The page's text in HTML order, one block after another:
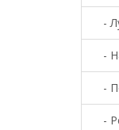
-
-
-
-